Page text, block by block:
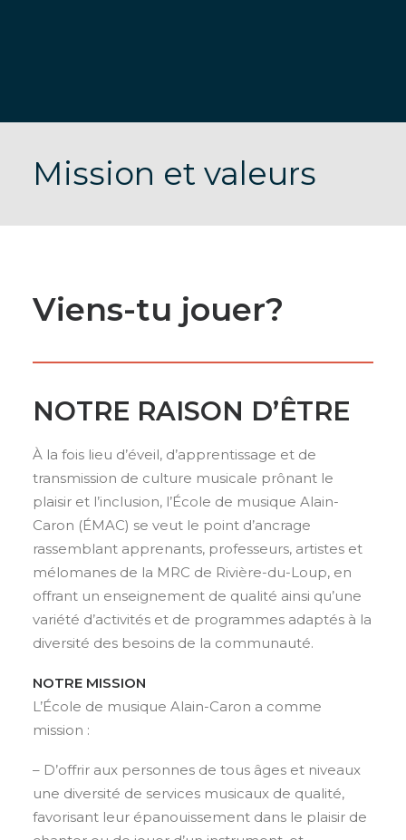
Mission et valeurs
Viens-tu jouer?
NOTRE RAISON D’ÊTRE
À la fois lieu d’éveil, d’apprentissage et de
transmission de culture musicale prônant le
plaisir et l’inclusion, l’École de musique Alain-
Caron (ÉMAC) se veut le point d’ancrage
rassemblant apprenants, professeurs, artistes et
mélomanes de la MRC de Rivière-du-Loup, en
offrant un enseignement de qualité ainsi qu’une
variété d’activités et de programmes adaptés à la
diversité des besoins de la communauté.
NOTRE MISSION
L’École de musique Alain-Caron a comme
mission :
– D’offrir aux personnes de tous âges et niveaux
une diversité de services musicaux de qualité,
favorisant leur épanouissement dans le plaisir de